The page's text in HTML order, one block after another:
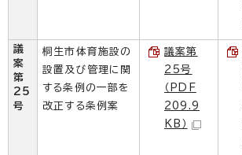
議
案
第
25
号
桐生市体育施設の
設置及び管理に関
する条例の一部を
改正する条例案
議案第
25号
（PDF
209.9
KB）